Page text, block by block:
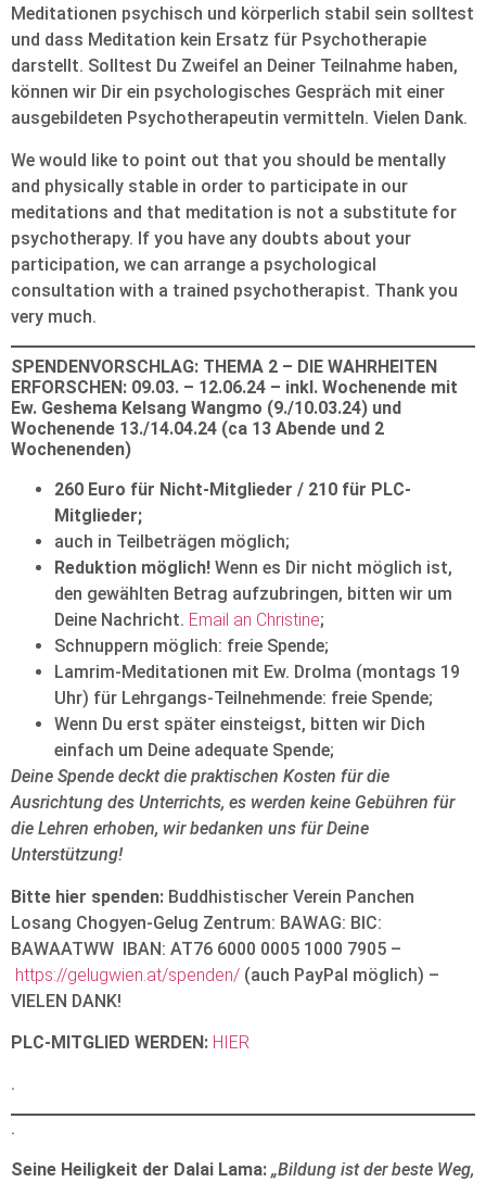
Meditationen psychisch und körperlich stabil sein solltest
und dass Meditation kein Ersatz für Psychotherapie
darstellt. Solltest Du Zweifel an Deiner Teilnahme haben,
können wir Dir ein psychologisches Gespräch mit einer
ausgebildeten Psychotherapeutin vermitteln. Vielen Dank.
We would like to point out that you should be mentally
and physically stable in order to participate in our
meditations and that meditation is not a substitute for
psychotherapy. If you have any doubts about your
participation, we can arrange a psychological
consultation with a trained psychotherapist. Thank you
very much.
SPENDENVORSCHLAG: THEMA 2 – DIE WAHRHEITEN
ERFORSCHEN: 09.03. – 12.06.24 – inkl. Wochenende mit
Ew. Geshema Kelsang Wangmo (9./10.03.24) und
Wochenende 13./14.04.24 (ca 13 Abende und 2
Wochenenden)
260 Euro für Nicht-Mitglieder / 210 für PLC-
Mitglieder;
auch in Teilbeträgen möglich;
Reduktion möglich! Wenn es Dir nicht möglich ist,
den gewählten Betrag aufzubringen, bitten wir um
Deine Nachricht. Email an Christine;
Schnuppern möglich: freie Spende;
Lamrim-Meditationen mit Ew. Drolma (montags 19
Uhr) für Lehrgangs-Teilnehmende: freie Spende;
Wenn Du erst später einsteigst, bitten wir Dich
einfach um Deine adequate Spende;
Deine Spende deckt die praktischen Kosten für die
Ausrichtung des Unterrichts, es werden keine Gebühren für
die Lehren erhoben, wir bedanken uns für Deine
Unterstützung!
Bitte hier spenden: Buddhistischer Verein Panchen
Losang Chogyen-Gelug Zentrum: BAWAG: BIC:
BAWAATWW IBAN: AT76 6000 0005 1000 7905 –
https://gelugwien.at/spenden/ (auch PayPal möglich) –
VIELEN DANK!
PLC-MITGLIED WERDEN: HIER
.
.
Seine Heiligkeit der Dalai Lama: „Bildung ist der beste Weg,